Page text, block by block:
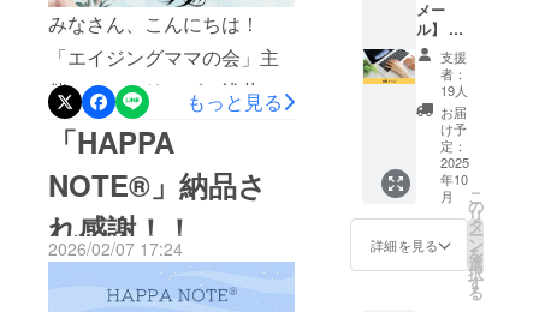
ゆっくり向き合っていただ
く時間を過ごしていただき
ました。みなさんの「好き
なモノ」や「自分を整える
コトバ」などをシェアし合
いました。 普段のおしゃべ
りや交流とはまた一味違
い、お一人おひとりの深い
人柄や内面に触れることが
みなさん、こんにちは！
「エイジングママの会」主
催のファミリーゼの浅井奈
美です。新年度がスタート
し、まぶしい日差しととも
に、いよいよ本格的な暑さ
がやってきましたね。 そん
な中、ついに今年度初とな
る「エイジングママの会」
もっと見る
「HAPPA
NOTE®」納品さ
れ感謝！！
2026/02/07 17:24
うな日記と
も違い、母
子手帳では
スペースが
十分ではな
く、ちょう
どよいノー
トは見つけ
られません
でした。そ
れであれ
メー
ル】 支
援の感
謝の気
持ちを
こめて
お礼
メール
をお送
りいた
しま
す。
支援
者：
19人
お届
け予
定：
2025
年10
月
詳細を見る
こ
の
リ
タ
ー
ン
を
選
択
す
る